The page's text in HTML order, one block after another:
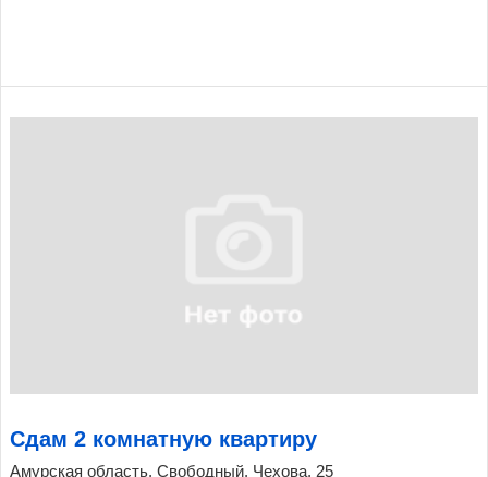
Сдам 2 комнатную квартиру
Амурская область, Свободный, Чехова, 25